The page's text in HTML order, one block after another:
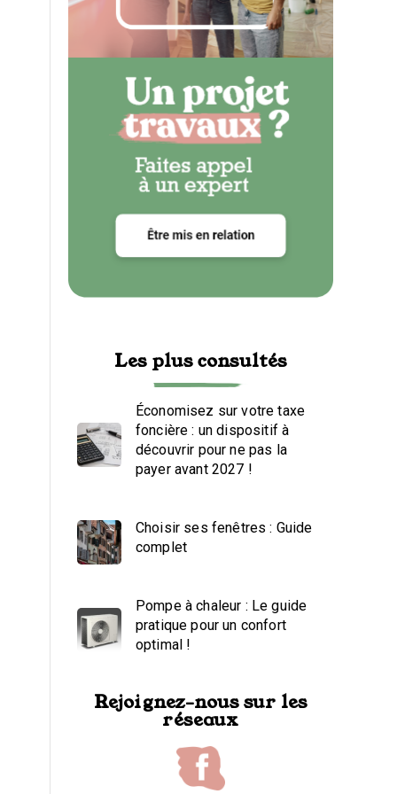
Les plus consultés
Économisez sur votre taxe
foncière : un dispositif à
découvrir pour ne pas la
payer avant 2027 !
Choisir ses fenêtres : Guide
complet
Pompe à chaleur : Le guide
pratique pour un confort
optimal !
Rejoignez-nous sur les
réseaux